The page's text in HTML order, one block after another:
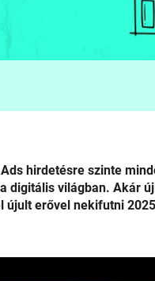
hirdetésre szinte
digitális világban. Akár
erővel nekifutni